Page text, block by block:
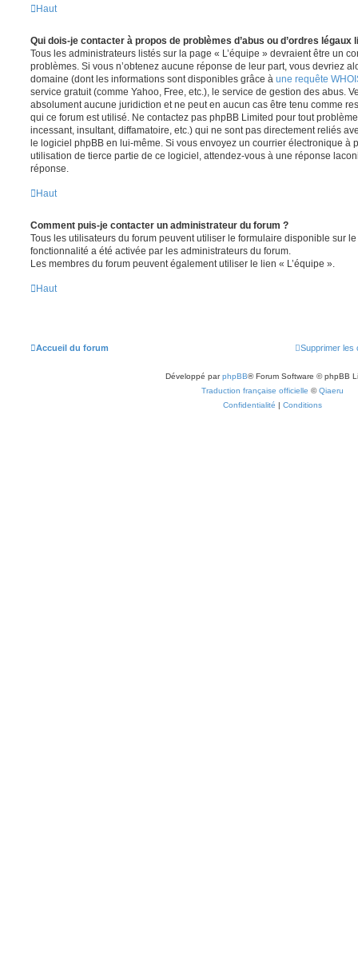
Haut
Qui dois-je contacter à propos de problèmes d’abus ou d’ordres légaux
Tous les administrateurs listés sur la page « L’équipe » devraient être un
problèmes. Si vous n’obtenez aucune réponse de leur part, vous devriez
domaine (dont les informations sont disponibles grâce à une requête
service gratuit (comme Yahoo, Free, etc.), le service de gestion des abus.
absolument aucune juridiction et ne peut en aucun cas être tenu comme
qui ce forum est utilisé. Ne contactez pas phpBB Limited pour tout
incessant, insultant, diffamatoire, etc.) qui ne sont pas directement reliés
le logiciel phpBB en lui-même. Si vous envoyez un courrier électronique à
utilisation de tierce partie de ce logiciel, attendez-vous à une réponse
réponse.
Haut
Comment puis-je contacter un administrateur du forum ?
Tous les utilisateurs du forum peuvent utiliser le formulaire disponible sur
fonctionnalité a été activée par les administrateurs du forum.
Les membres du forum peuvent également utiliser le lien « L’équipe ».
Haut
Accueil du forum Supprimer les
Développé parphpBB® Forum Software © phpBB
Traduction française officielle ©Qiaeru
Confidentialité | Conditions